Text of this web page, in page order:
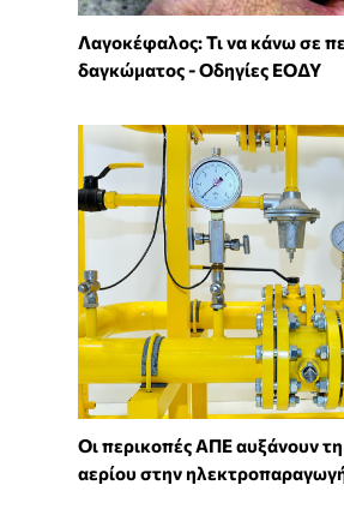
Λαγοκέφαλος: Τι να κάνω σε
δαγκώματος - Οδηγίες ΕΟΔΥ
Οι περικοπές ΑΠΕ αυξάνουν
αερίου στην